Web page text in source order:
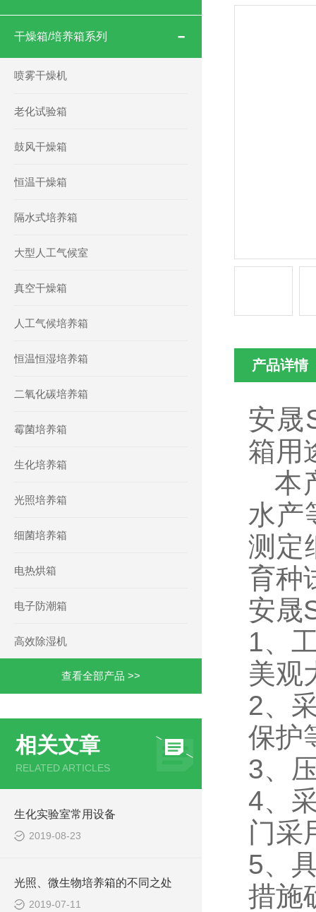
干燥箱/培养箱系列
喷雾干燥机
老化试验箱
鼓风干燥箱
恒温干燥箱
隔水式培养箱
大型人工气候室
真空干燥箱
人工气候培养箱
恒温恒湿培养箱
二氧化碳培养箱
霉菌培养箱
生化培养箱
光照培养箱
细菌培养箱
电热烘箱
电子防潮箱
高效除湿机
查看全部产品 >>
相关文章
RELATED ARTICLES
生化实验室常用设备
2019-08-23
光照、微生物培养箱的不同之处
2019-07-11
产品详情
安晟
箱用
本
水产
测定
育种
安晟
1、
美观
2、
保护
3、
4、
门采
5、
措施